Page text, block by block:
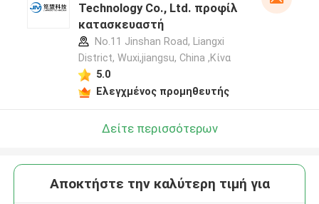
Technology Co., Ltd. προφίλ
κατασκευαστή
No.11 Jinshan Road, Liangxi
District, Wuxi,jiangsu, China ,Κίνα
5.0
Ελεγχμένος προμηθευτής
Δείτε περισσότερων
Αποκτήστε την καλύτερη τιμή για